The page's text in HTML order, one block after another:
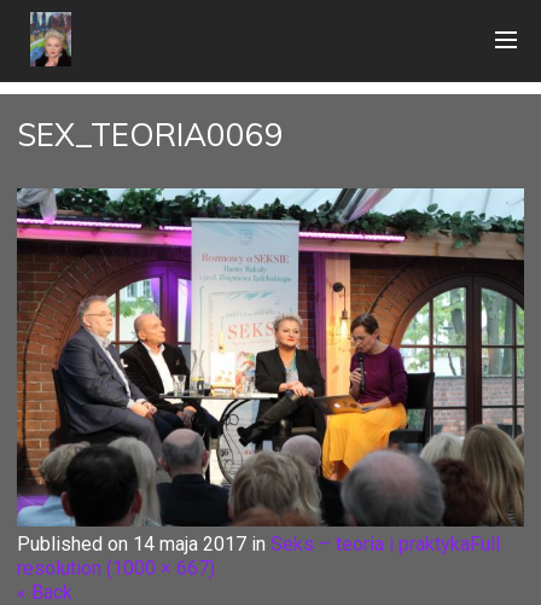
SEX_TEORIA0069
Published on 14 maja 2017 in Seks – teoria i praktykaFull
resolution (1000 × 667)
« Back